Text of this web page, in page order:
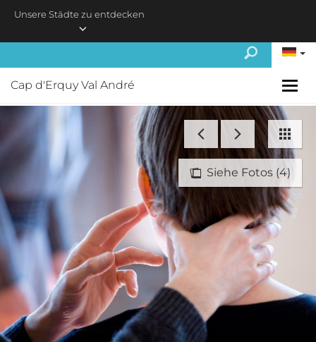
Unsere Städte zu entdecken
Cap d'Erquy Val André
Siehe Fotos (4)